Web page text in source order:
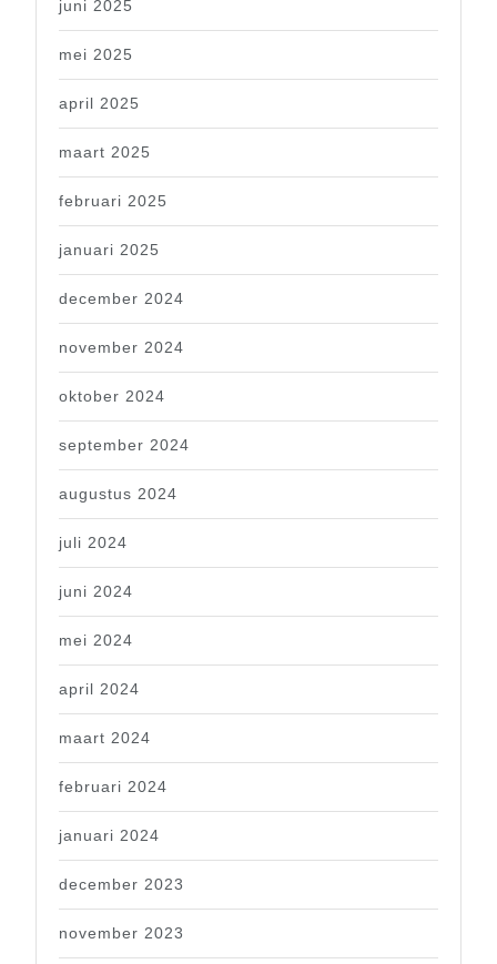
juni 2025
mei 2025
april 2025
maart 2025
februari 2025
januari 2025
december 2024
november 2024
oktober 2024
september 2024
augustus 2024
juli 2024
juni 2024
mei 2024
april 2024
maart 2024
februari 2024
januari 2024
december 2023
november 2023